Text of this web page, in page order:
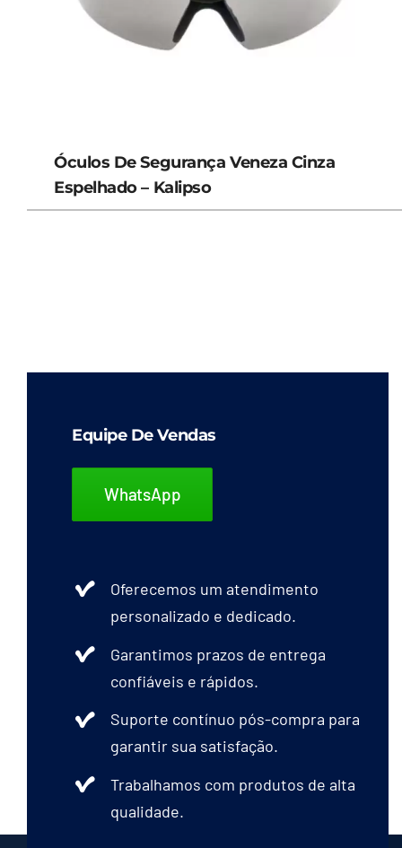
Óculos De Segurança Veneza Cinza
Espelhado – Kalipso
Equipe De Vendas
WhatsApp
Oferecemos um atendimento
personalizado e dedicado.
Garantimos prazos de entrega
confiáveis e rápidos.
Suporte contínuo pós-compra para
garantir sua satisfação.
Trabalhamos com produtos de alta
qualidade.